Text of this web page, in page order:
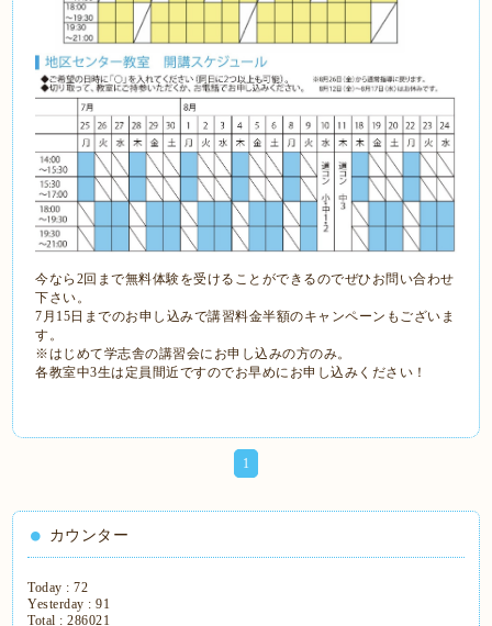
今なら2回まで無料体験を受けることができるのでぜひお問い合わせ
下さい。
7月15日までのお申し込みで講習料金半額のキャンペーンもございま
す。
※はじめて学志舎の講習会にお申し込みの方のみ。
各教室中3生は定員間近ですのでお早めにお申し込みください！
1
カウンター
Today :72
Yesterday :91
Total :286021